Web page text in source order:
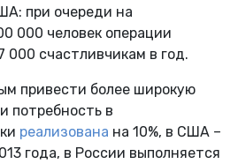
при очереди на
000 человек операции
000 счастливчикам в год.
привести более широкую
потребность в
реализована на 10%, в США –
года, в России выполняется